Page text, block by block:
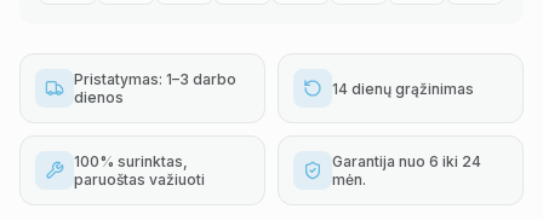
Pristatymas: 1–3 darbo
dienos
14 dienų grąžinimas
100% surinktas,
paruoštas važiuoti
Garantija nuo 6 iki 24
mėn.